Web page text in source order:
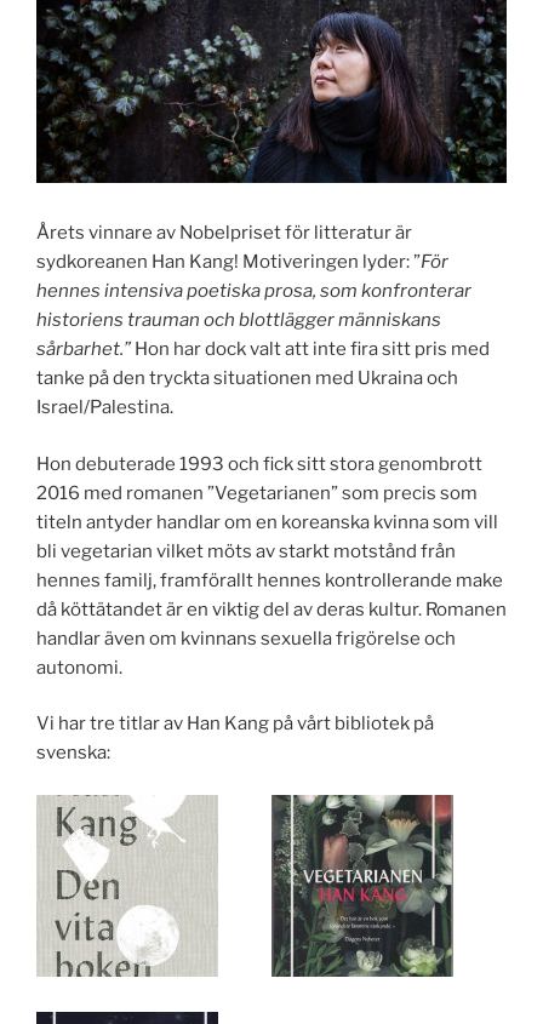
Årets vinnare av Nobelpriset för litteratur är
sydkoreanen Han Kang! Motiveringen lyder: ”För
hennes intensiva poetiska prosa, som konfronterar
historiens trauman och blottlägger människans
sårbarhet.” Hon har dock valt att inte fira sitt pris med
tanke på den tryckta situationen med Ukraina och
Israel/Palestina.
Hon debuterade 1993 och fick sitt stora genombrott
2016 med romanen ”Vegetarianen” som precis som
titeln antyder handlar om en koreanska kvinna som vill
bli vegetarian vilket möts av starkt motstånd från
hennes familj, framförallt hennes kontrollerande make
då köttätandet är en viktig del av deras kultur. Romanen
handlar även om kvinnans sexuella frigörelse och
autonomi.
Vi har tre titlar av Han Kang på vårt bibliotek på
svenska: